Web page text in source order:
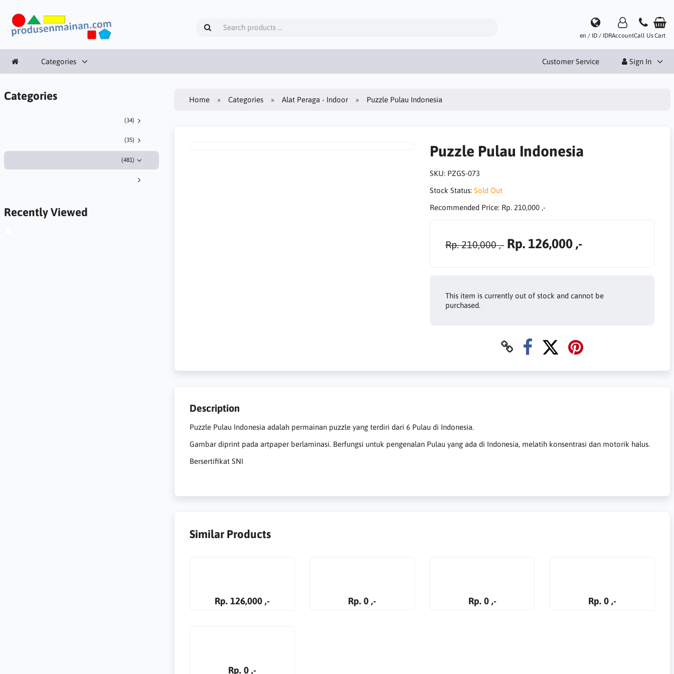
en / ID / IDRAccountCall UsCart
Categories Customer Service Sign In
Categories
(34)
(35)
(481)
Recently Viewed
Home Categories Alat Peraga - Indoor Puzzle Pulau Indonesia
Puzzle Pulau Indonesia
SKU: PZGS-073
Stock Status: Sold Out
Recommended Price: Rp. 210,000 ,-
Rp. 210,000 ,- Rp. 126,000 ,-
This item is currently out of stock and cannot be
purchased.
Description
Puzzle Pulau Indonesia adalah permainan puzzle yang terdiri dari 6 Pulau di Indonesia.
Gambar diprint pada artpaper berlaminasi. Berfungsi untuk pengenalan Pulau yang ada di Indonesia, melatih konsentrasi dan motorik halus.
Bersertifikat SNI
Similar Products
Rp. 126,000 ,- Rp. 0 ,- Rp. 0 ,- Rp. 0 ,-
Rp. 0 ,-